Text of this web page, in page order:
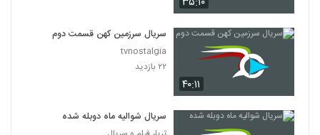
۴۰:۱۱
سریال سرزمین کهن قسمت دوم
tvnostalgia
۲۲ بازدید
سریال شوالیه ماه دوبله شده